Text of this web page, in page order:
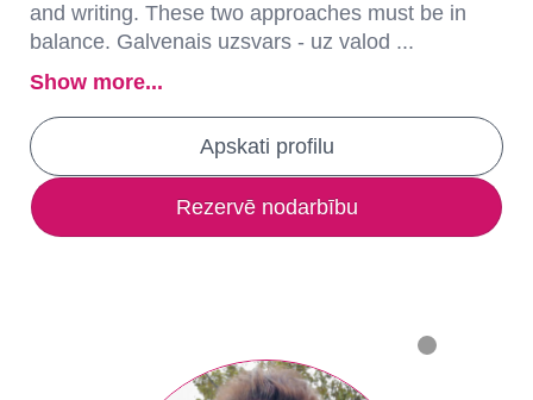
and writing. These two approaches must be in
balance. Galvenais uzsvars - uz valod ...
Show more...
Apskati profilu
Rezervē nodarbību